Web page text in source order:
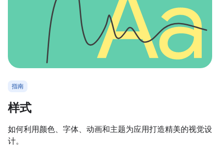
指南
样式
如何利用颜色、字体、动画和主题为应用打造精美的视觉设
计。